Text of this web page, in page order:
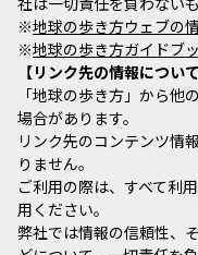
※地球の歩き方ウェブの
※地球の歩き方ガイドブ
リンク先の情報について
「地球の歩き方」から他
場合があります。
リンク先のコンテンツ情
りません。
ご利用の際は、すべて利
用ください。
弊社では情報の信頼性、